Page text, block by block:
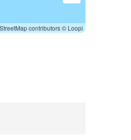
contributors© Loopi